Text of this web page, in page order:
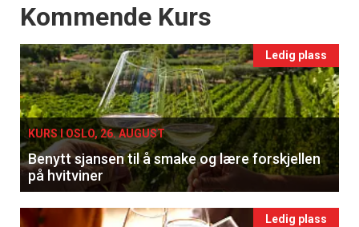
Events
Kommende Kurs
Ledig plass
KURS I OSLO, 26. AUGUST
Benytt sjansen til å smake og lære forskjellen
på hvitviner
Ledig plass